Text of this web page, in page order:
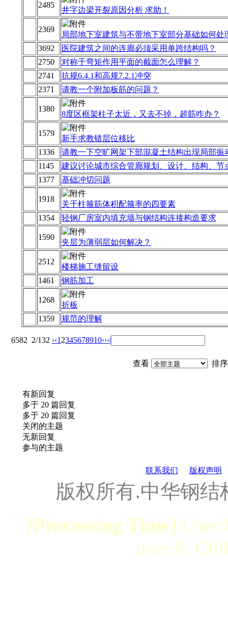
2485
井字边梁开裂原因分析 求助！
2369
局部地下室建筑与不带地下室部分基础如何处
3692
医院建筑之间的连廊必须采用单跨结构吗？
2750
对称于弯矩作用平面的截面怎么理解？
2741
抗规6.4.1和高规7.2.1冲突
2371
请教一个附加板筋的问题？
1380
8度区框架柱子太近，又去不掉，超筋咋办？
1579
新手求教错层位移比
1336
请教一下空旷网架下部混凝土结构出现局部振
1145
建议讨论城市综合管廊规划、设计、结构、节
1377
基础冲切问题
1918
关于柱箍筋体积配箍率的四要素
1354
轻钢厂房室内填充墙与钢结构连接构造要求
1590
夹层为薄弱层如何解决？
2512
楼梯施工缝留设
1461
钢筋加工
1268
折板
1359
规范的理解
6582 2/132 ‹‹1 2345678910›››|
查看 排
有新回复
多于 20 篇回复
多于 20 篇回复
关闭的主题
无新回复
参与的主题
联系我们 版权声明
版权所有.中华钢
[Processing Time]
user:0,